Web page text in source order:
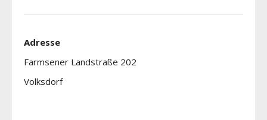
Adresse
Farmsener Landstraße 202
Volksdorf